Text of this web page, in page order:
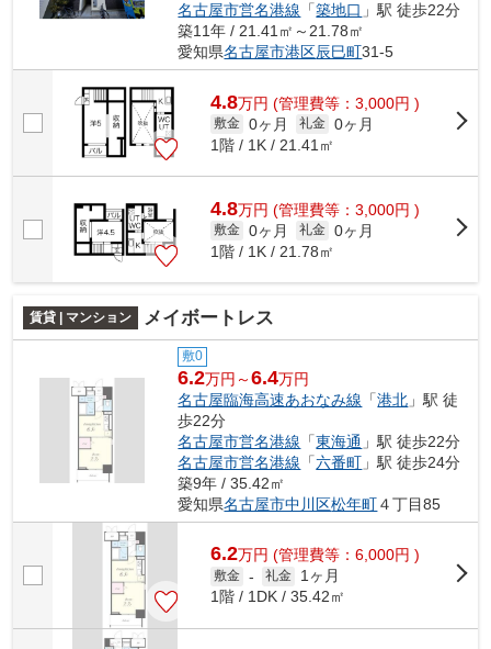
名古屋市営名港線 「築地口 」駅 徒歩22分
築11年 / 21.41㎡～21.78㎡
愛知県名古屋市港区辰巳町31-5
4.8万円 (管理費等：3,000円 )
敷金 0ヶ月 礼金 0ヶ月
1階 / 1K / 21.41㎡
4.8万円 (管理費等：3,000円 )
敷金 0ヶ月 礼金 0ヶ月
1階 / 1K / 21.78㎡
賃貸 | マンション メイボートレス
敷0
6.2万円～6.4万円
名古屋臨海高速あおなみ線 「港北 」駅 徒
歩22分
名古屋市営名港線 「東海通 」駅 徒歩22分
名古屋市営名港線 「六番町 」駅 徒歩24分
築9年 / 35.42㎡
愛知県名古屋市中川区松年町４丁目85
6.2万円 (管理費等：6,000円 )
敷金 - 礼金
1ヶ月
1階 / 1DK / 35.42㎡